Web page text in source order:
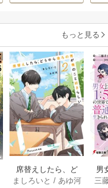
もっと見る
席替えしたら、ど
うやら後ろの男が
ましろいと / あゆ河
男
で
三